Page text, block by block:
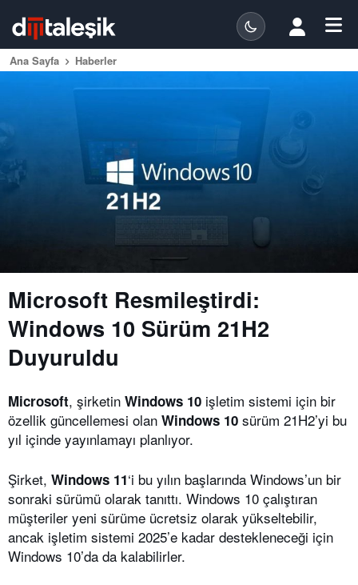
Ana Sayfa Haberler
Microsoft Resmileştirdi:
Windows 10 Sürüm 21H2
Duyuruldu
Microsoft, şirketin Windows 10 işletim sistemi için bir
özellik güncellemesi olan Windows 10 sürüm 21H2’yi bu
yıl içinde yayınlamayı planlıyor.
Şirket, Windows 11‘i bu yılın başlarında Windows’un bir
sonraki sürümü olarak tanıttı. Windows 10 çalıştıran
müşteriler yeni sürüme ücretsiz olarak yükseltebilir,
ancak işletim sistemi 2025’e kadar destekleneceği için
Windows 10’da da kalabilirler.